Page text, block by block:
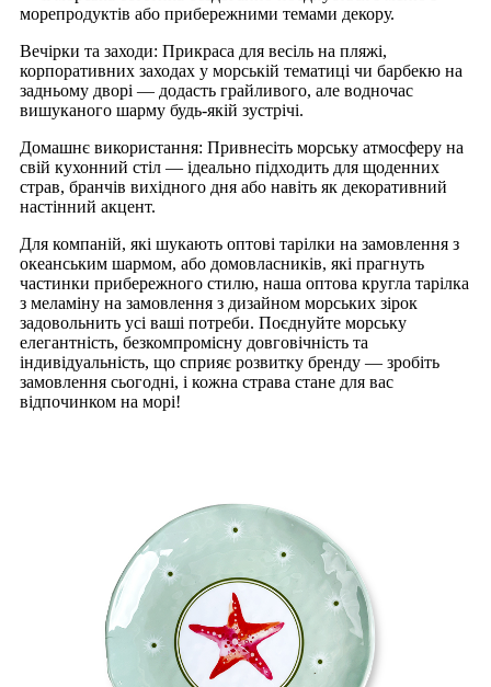
морепродуктів або прибережними темами декору.
Вечірки та заходи: Прикраса для весіль на пляжі,
корпоративних заходах у морській тематиці чи барбекю на
задньому дворі — додасть грайливого, але водночас
вишуканого шарму будь-якій зустрічі.
Домашнє використання: Привнесіть морську атмосферу на
свій кухонний стіл — ідеально підходить для щоденних
страв, бранчів вихідного дня або навіть як декоративний
настінний акцент.
Для компаній, які шукають оптові тарілки на замовлення з
океанським шармом, або домовласників, які прагнуть
частинки прибережного стилю, наша оптова кругла тарілка
з меламіну на замовлення з дизайном морських зірок
задовольнить усі ваші потреби. Поєднуйте морську
елегантність, безкомпромісну довговічність та
індивідуальність, що сприяє розвитку бренду — зробіть
замовлення сьогодні, і кожна страва стане для вас
відпочинком на морі!